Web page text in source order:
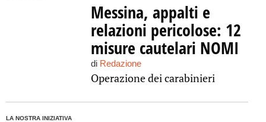
Messina, appalti e
relazioni pericolose: 12
misure cautelari NOMI
di Redazione
Operazione dei carabinieri
LA NOSTRA INIZIATIVA